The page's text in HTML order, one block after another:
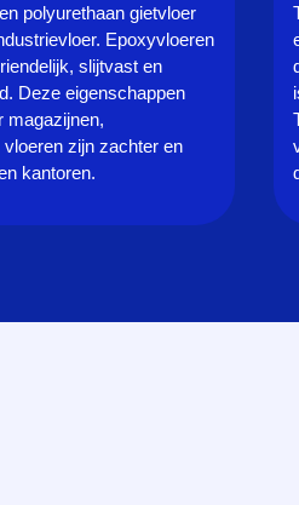
polyurethaan gietvloer
Epoxyvloeren
slijtvast en
Deze eigenschappen
magazijnen,
zijn zachter en
kantoren.